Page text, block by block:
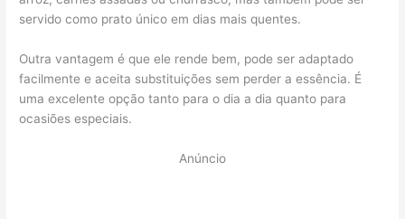
servido como prato único em dias mais quentes.
Outra vantagem é que ele rende bem, pode ser adaptado
facilmente e aceita substituições sem perder a essência. É
uma excelente opção tanto para o dia a dia quanto para
ocasiões especiais.
Anúncio